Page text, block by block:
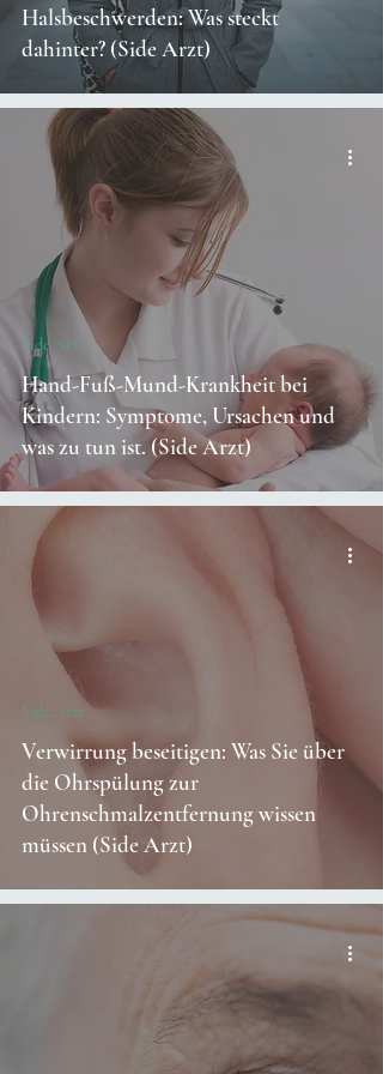
Halsbeschwerden: Was steckt
dahinter? (Side Arzt)
Hand-Fuß-Mund-Krankheit bei
Kindern: Symptome, Ursachen und
was zu tun ist. (Side Arzt)
Side Arzt
Verwirrung beseitigen: Was Sie über
die Ohrspülung zur
Ohrenschmalzentfernung wissen
müssen (Side Arzt)
Side Arzt